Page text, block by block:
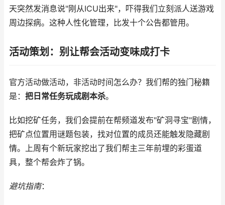
天突然发消息说"刚从ICU出来"，吓得我们立刻派人送游戏
周边探病。这种人性化管理，比发十个公告都管用。
活动策划：别让帮会活动变味成打卡
官方活动做活动，非活动时间怎么办？我们帮的独门秘籍
是： 把日常任务玩成剧本杀。
比如挖矿任务，我们会提前在帮频道发布"矿洞寻宝"剧情，
把矿点位置用谜题包装，找对位置的成员还能触发隐藏剧
情。上周有个新玩家挖出了我们帮主三年前埋的彩蛋道
具，整个帮会炸了锅。
避坑指南：